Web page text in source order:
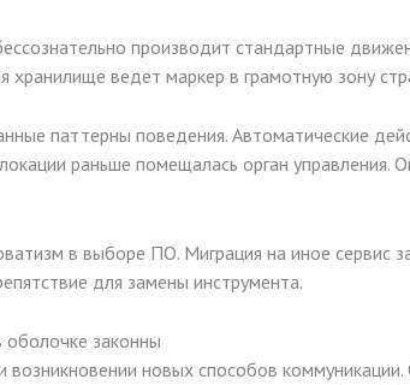
производит стандартные
хранилище ведет маркер в грамотную зону
паттерны поведения. Автоматические
раньше помещалась орган
в выборе ПО. Миграция на иное сервис
для замены инструмента.
оболочке законны
новых способов